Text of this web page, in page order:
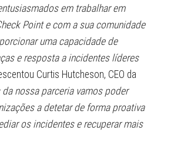
em trabalhar em
Point e com a sua comunidade
uma capacidade de
e resposta a incidentes líderes
Curtis Hutcheson, CEO da
da nossa parceria vamos poder
a detetar de forma proativa
os incidentes e recuperar mais